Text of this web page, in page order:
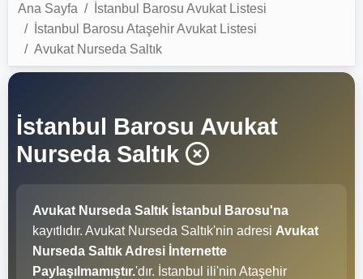
Ana Sayfa
İstanbul Barosu Avukat Listesi
İstanbul Barosu Ataşehir Avukat Listesi
Avukat Nurseda Saltık
İstanbul Barosu Avukat
Nurseda Saltık
Avukat Nurseda Saltık İstanbul Barosu'na
kayıtlıdır. Avukat Nurseda Saltık'nin adresi Avukat
Nurseda Saltık Adresi İnternette
Paylaşılmamıştır.'dır. İstanbul ili'nin Ataşehir